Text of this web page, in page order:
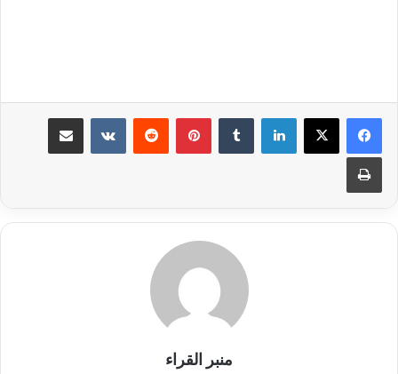
لينكدإن بينتيريست
طباعة
منبر القراء